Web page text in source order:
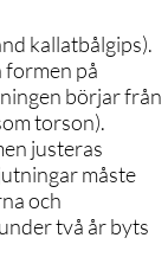
kallatbålgips).
på
börjar från
torson).
justeras
måste
och
två år byts